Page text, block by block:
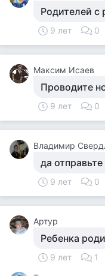
Родителей с
9 лет 0
Максим Исаев
Проводите
9 лет 0
Владимир
да отправьте
9 лет 0
Артур
Ребенка
9 лет 1